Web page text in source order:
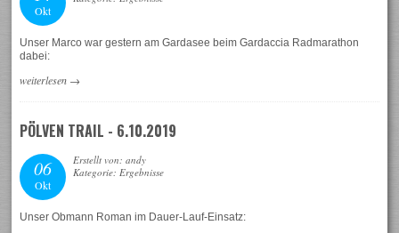
Okt
Unser Marco war gestern am Gardasee beim Gardaccia Radmarathon
dabei:
weiterlesen →
PÖLVEN TRAIL - 6.10.2019
06
Okt
Erstellt von: andy
Kategorie: Ergebnisse
Unser Obmann Roman im Dauer-Lauf-Einsatz: